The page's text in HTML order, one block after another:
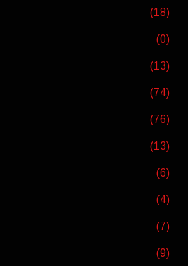
(18)
(0)
(13)
(74)
(76)
(13)
(6)
(4)
(7)
(9)